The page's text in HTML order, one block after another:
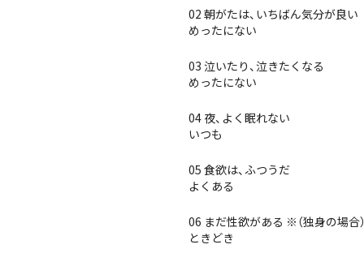
02 朝がたは、いちばん気分が良い
めったにない
03 泣いたり、泣きたくなる
めったにない
04 夜、よく眠れない
いつも
05 食欲は、ふつうだ
よくある
06 まだ性欲がある ※（独身の場合
ときどき